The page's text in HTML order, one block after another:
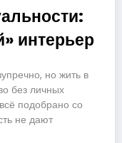
интерьер
но жить в
без личных
подобрано со
не дают